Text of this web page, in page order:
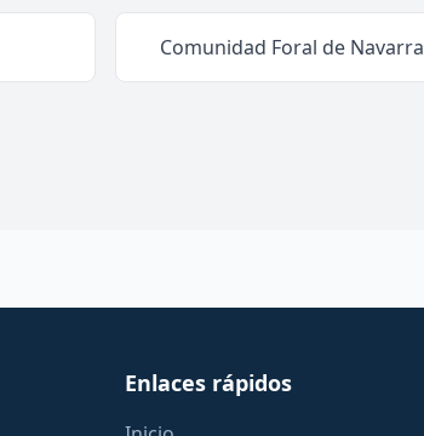
Comunidad Foral de Navarra
Enlaces rápidos